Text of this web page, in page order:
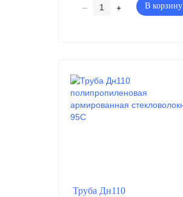
– + В корзину
Труба Дн110